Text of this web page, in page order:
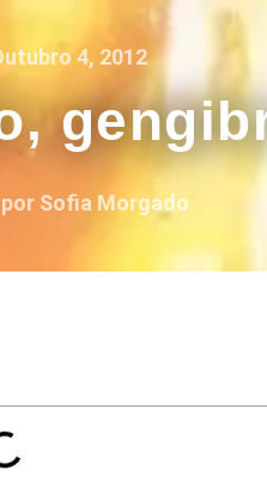
4, 2012
porSofia Morgado